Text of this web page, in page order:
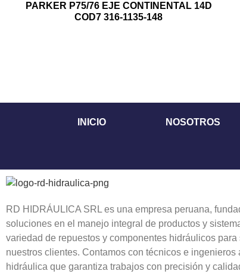
PARKER P75/76 EJE CONTINENTAL 14D
COD7 316-1135-148
INICIO NOSOTROS
RD HIDRÁULICA SRL es una empresa peruana,
soluciones en el manejo integral de productos y
variedad de repuestos y componentes hidráulicos
nuestros clientes. Contamos con técnicos e
hidráulica que garantiza trabajos con precisión y